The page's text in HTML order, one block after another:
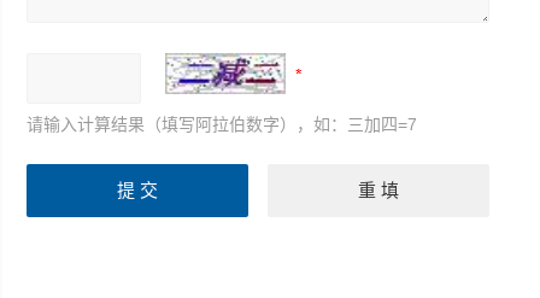
请输入计算结果（填写阿拉伯数字），如：三加四=7